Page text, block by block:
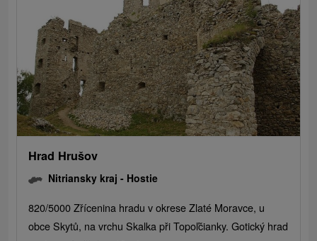
Hrad Hrušov
Nitriansky kraj - Hostie
820/5000 Zřícenina hradu v okrese Zlaté Moravce, u
obce Skytů, na vrchu Skalka při Topoľčianky. Gotický hrad